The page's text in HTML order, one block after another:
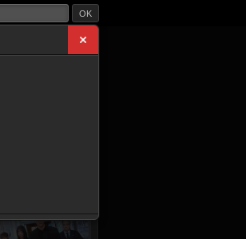
OK